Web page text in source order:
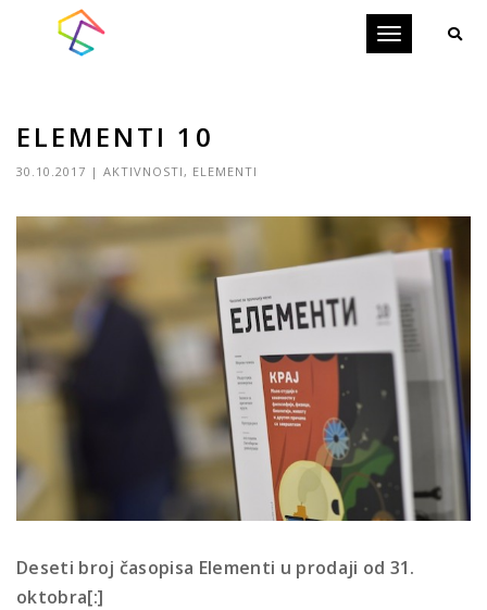
Toggle
ELEMENTI 10
30.10.2017 | AKTIVNOSTI, ELEMENTI
Deseti broj časopisa Elementi u prodaji od 31.
oktobra[:]